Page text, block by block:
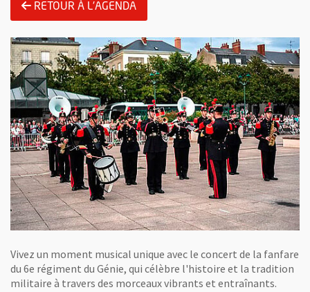
RETOUR À L'AGENDA
Vivez un moment musical unique avec le concert de la fanfare
du 6e régiment du Génie, qui célèbre l'histoire et la tradition
militaire à travers des morceaux vibrants et entraînants.